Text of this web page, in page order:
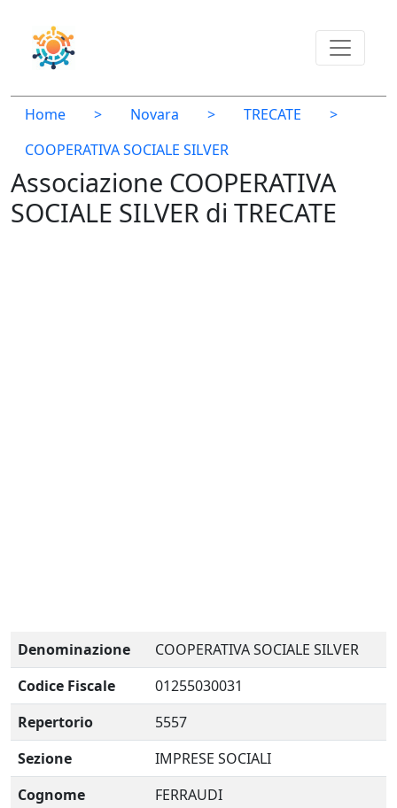
Home > Novara > TRECATE
>
COOPERATIVA SOCIALE SILVER
Associazione COOPERATIVA
SOCIALE SILVER di TRECATE
Denominazione
COOPERATIVA SOCIALE SILVER
Codice Fiscale
01255030031
Repertorio
5557
Sezione
IMPRESE SOCIALI
Cognome
FERRAUDI